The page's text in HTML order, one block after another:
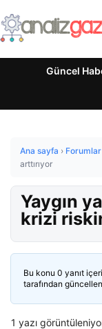
Güncel
Ana sayfa › Forumlar
arttırıyor
Yaygın
krizi
Bu konu 0 yanıt
tarafından
1 yazı